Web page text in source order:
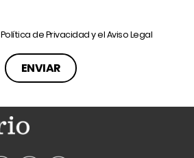
Política de Privacidady elAviso Legal